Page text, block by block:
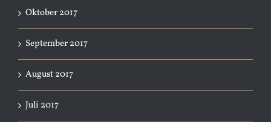
Oktober 2017
September 2017
August 2017
Juli 2017